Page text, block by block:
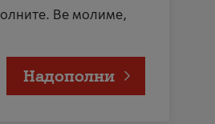
Ве молиме,
Надополни